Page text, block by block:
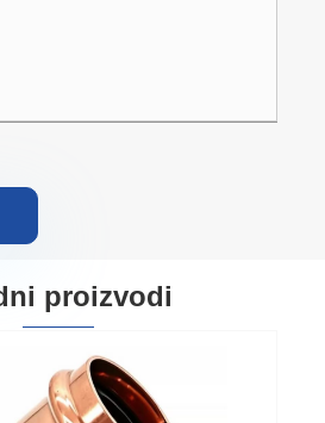
proizvodi